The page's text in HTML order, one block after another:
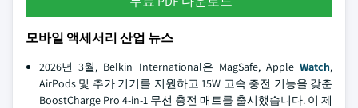
모바일 액세서리 산업 뉴스
2026년 3월, Belkin International은 MagSafe, Apple Watch,
AirPods 및 추가 기기를 지원하고 15W 고속 충전 기능을 갖춘
BoostCharge Pro 4-in-1 무선 충전 매트를 출시했습니다. 이 제